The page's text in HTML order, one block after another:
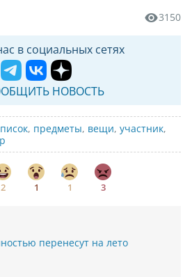
3150
в социальных сетях
НОВОСТЬ
, предметы, вещи, участник,
2 1 1 3
перенесут на лето